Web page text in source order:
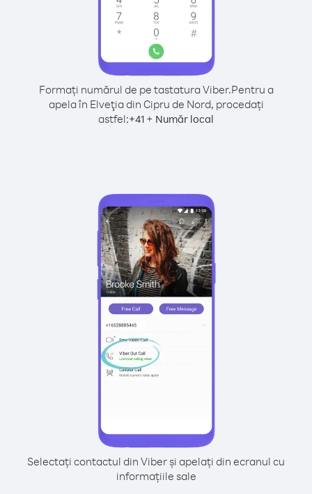
Formați numărul de pe tastatura Viber.Pentru a
apela în Elveţia din Cipru de Nord, procedați
astfel:+41 + Număr local
Selectați contactul din Viber și apelați din ecranul cu
informațiile sale